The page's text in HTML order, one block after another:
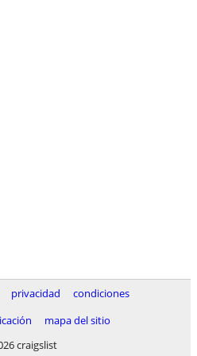
privacidad
condiciones
mapa del sitio
craigslist